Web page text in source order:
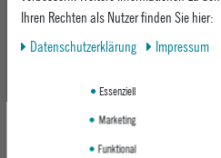
Ihren Rechten als Nutzer finden Sie hier:
Daten­schutz­erklärung
Impressum
Essenziell
Marketing
Funktional